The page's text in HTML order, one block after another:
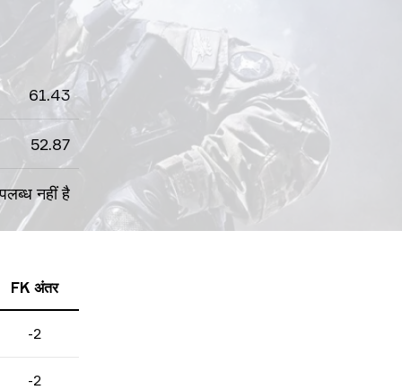
61.43
52.87
नहीं है
FK अंतर
-2
-2